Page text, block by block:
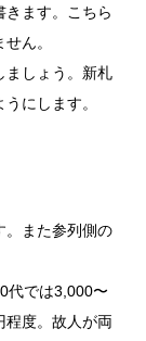
きます。こちら
ん。
ましょう。新札
にします。
。また参列側の
代では3,000〜
度。故人が両